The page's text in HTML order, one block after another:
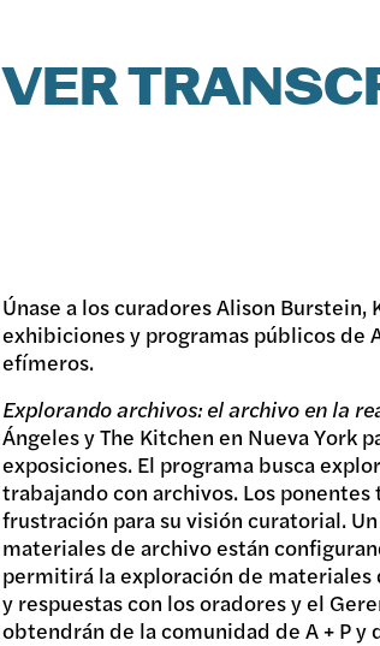
VER
Únase a los curadores Alison
exhibiciones y programas públicos de
efímeros.
Explorando archivos: el archivo en la
Ángeles y The Kitchen en Nueva York
exposiciones. El programa busca
trabajando con archivos. Los
frustración para su visión curatorial.
materiales de archivo están
permitirá la exploración de materiales
y respuestas con los oradores y el
obtendrán de la comunidad de A + P y